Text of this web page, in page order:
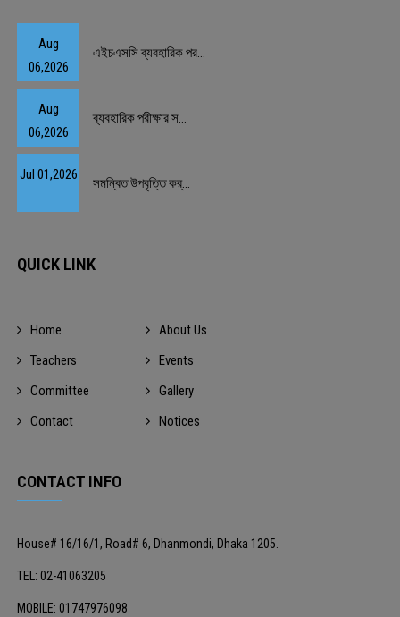
Aug
06,2026
এইচএসসি ব্যবহারিক পর...
Aug
06,2026
ব্যবহারিক পরীক্ষার স...
Jul 01,2026
সমন্বিত উপবৃত্তি কর্...
QUICK LINK
Home
About Us
Teachers
Events
Committee
Gallery
Contact
Notices
CONTACT INFO
House# 16/16/1, Road# 6, Dhanmondi, Dhaka 1205.
TEL: 02-41063205
MOBILE: 01747976098